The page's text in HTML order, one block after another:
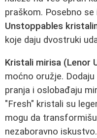
praškom. Posebno se
Unstoppables
koje daju dvostruki
Kristali mirisa (Lenor
moćno oružje.
pranja i oslobađaju
"Fresh" kristali su
mogu da
nezaboravno iskustvo.